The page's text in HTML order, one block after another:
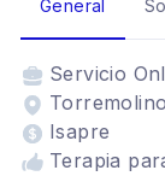
General
Servicio
Isapre
Terapia